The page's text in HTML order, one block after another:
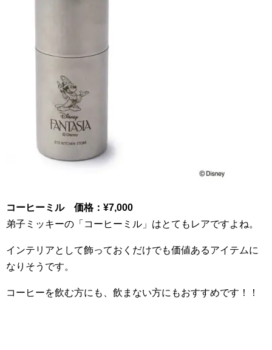
コーヒーミル 価格： ¥7,000
弟子ミッキーの「コーヒーミル」はとてもレアですよね。
インテリアとして飾っておくだけでも価値あるアイテムに
なりそうです。
コーヒーを飲む方にも、飲まない方にもおすすめです！！